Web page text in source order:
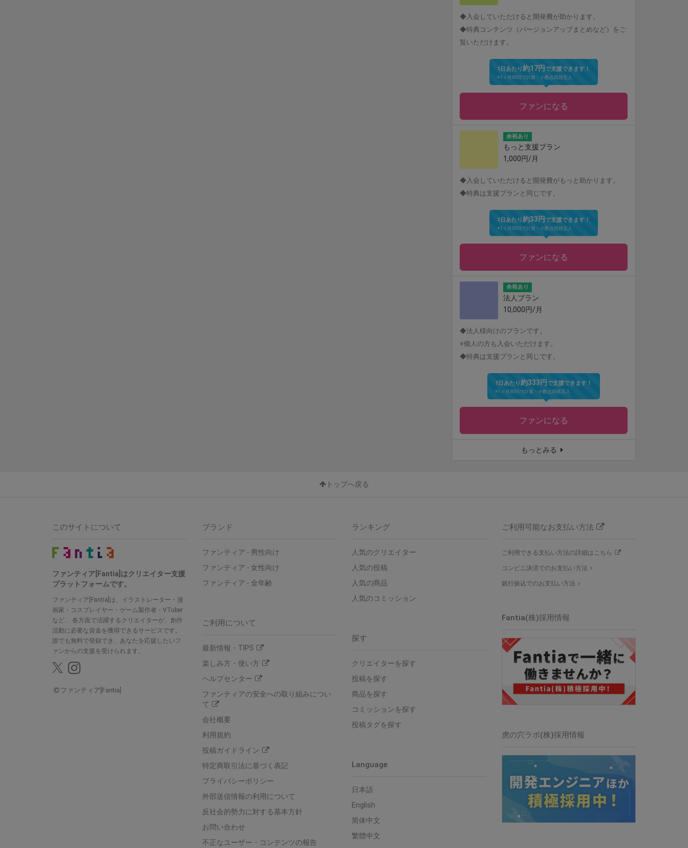
◆入会していただけると開発費が助かります。
◆特典コンテンツ（バージョンアップまとめなど）をご
覧いただけます。
1日あたり約17円 で支援できます！
※1ヶ月30日で計算・小数点四捨五入
ファンになる
余裕あり
もっと支援プラン
1,000円/月
◆入会していただけると開発費がもっと助かります。
◆特典は支援プランと同じです。
1日あたり約33円 で支援できます！
※1ヶ月30日で計算・小数点四捨五入
ファンになる
余裕あり
法人プラン
10,000円/月
◆法人様向けのプランです。
※個人の方も入会いただけます。
◆特典は支援プランと同じです。
1日あたり約333円 で支援できます！
※1ヶ月30日で計算・小数点四捨五入
ファンになる
もっとみる
トップへ戻る
ブランド
ファンティア - 男性向け
ファンティア - 女性向け
ファンティア - 全年齢
ご利用について
最新情報・TIPS
楽しみ方・使い方
ヘルプセンター
ファンティアの安全への取り組みについ
て
会社概要
利用規約
投稿ガイドライン
特定商取引法に基づく表記
プライバシーポリシー
外部送信情報の利用について
反社会的勢力に対する基本方針
お問い合わせ
不正なユーザー・コンテンツの報告
ランキング
人気のクリエイター
人気の投稿
人気の商品
人気のコミッション
探す
クリエイターを探す
投稿を探す
商品を探す
コミッションを探す
投稿タグを探す
Language
日本語
English
简体中文
繁體中文
ご利用可能なお支払い方法
ご利用できる支払い方法の詳細はこちら
コンビニ決済でのお支払い方法
銀行振込でのお支払い方法
Fantia(株)採用情報
虎の穴ラボ(株)採用情報
このサイトについて
ファンティア[Fantia]はクリエイター支援
プラットフォームです。
ファンティア[Fantia]は、イラストレーター・漫
画家・コスプレイヤー・ゲーム製作者・VTuber
など、
各方面で活躍するクリエイターが、創作
活動に必要な資金を獲得できるサービスです。
誰でも無料で登録でき、あなたを応援したいフ
ァンからの支援を受けられます。
ファンティア[Fantia]